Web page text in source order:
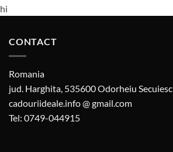
hi
CONTACT
Romania
jud. Harghita, 535600 Odorheiu Secuiesc
cadouriideale.info @ gmail.com
Tel: 0749-044915